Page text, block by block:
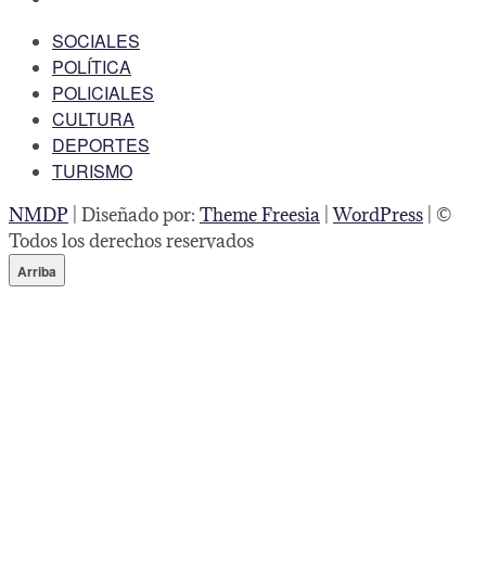
SOCIALES
POLÍTICA
POLICIALES
CULTURA
DEPORTES
TURISMO
NMDP | Diseñado por: Theme Freesia |WordPress | ©
Todos los derechos reservados
Arriba